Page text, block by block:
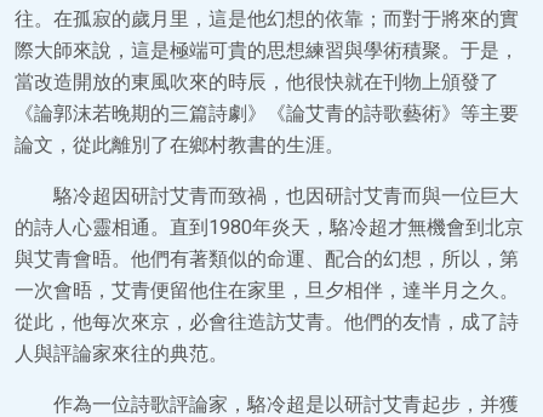
往。在孤寂的歲月里，這是他幻想的依靠；而對于將來的實
際大師來說，這是極端可貴的思想練習與學術積聚。于是，
當改造開放的東風吹來的時辰，他很快就在刊物上頒發了
《論郭沫若晚期的三篇詩劇》《論艾青的詩歌藝術》等主要
論文，從此離別了在鄉村教書的生涯。
駱冷超因研討艾青而致禍，也因研討艾青而與一位巨大
的詩人心靈相通。直到1980年炎天，駱冷超才無機會到北京
與艾青會晤。他們有著類似的命運、配合的幻想，所以，第
一次會晤，艾青便留他住在家里，旦夕相伴，達半月之久。
從此，他每次來京，必會往造訪艾青。他們的友情，成了詩
人與評論家來往的典范。
作為一位詩歌評論家，駱冷超是以研討艾青起步，并獲